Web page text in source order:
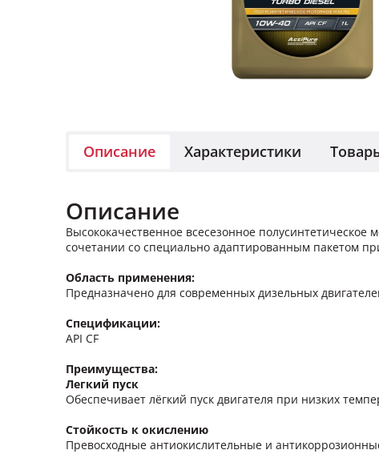
Описание Характеристики
Описание
Высококачественное всесезонное
сочетании со специально адаптированным пакетом
Область применения:
Предназначено для современных дизельных
Спецификации:
API CF
Преимущества:
Легкий пуск
Обеспечивает лёгкий пуск двигателя при низких
Стойкость к окислению
Превосходные антиокислительные и